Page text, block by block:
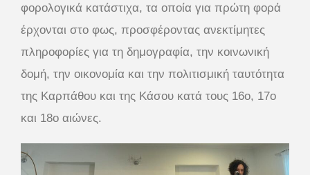
φορολογικά κατάστιχα, τα οποία για πρώτη φορά
έρχονται στο φως, προσφέροντας ανεκτίμητες
πληροφορίες για τη δημογραφία, την κοινωνική
δομή, την οικονομία και την πολιτισμική ταυτότητα
της Καρπάθου και της Κάσου κατά τους 16ο, 17ο
και 18ο αιώνες.